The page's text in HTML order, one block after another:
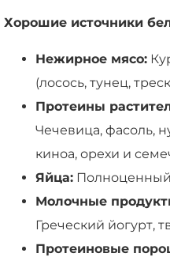
Хорошие источники
Нежирное мясо:
(лосось, тунец,
Протеины
Чечевица, фасоль,
киноа, орехи и
Яйца: Полноценный
Молочные
Греческий йогурт,
Протеиновые